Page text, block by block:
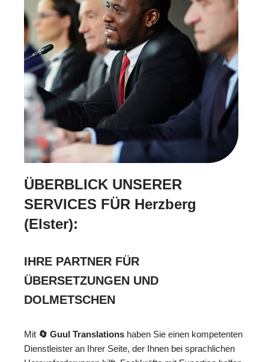
ÜBERBLICK UNSERER
SERVICES FÜR Herzberg
(Elster):
IHRE PARTNER FÜR
ÜBERSETZUNGEN UND
DOLMETSCHEN
Mit 🔄 Guul Translations haben Sie einen kompetenten
Dienstleister an Ihrer Seite, der Ihnen bei sprachlichen